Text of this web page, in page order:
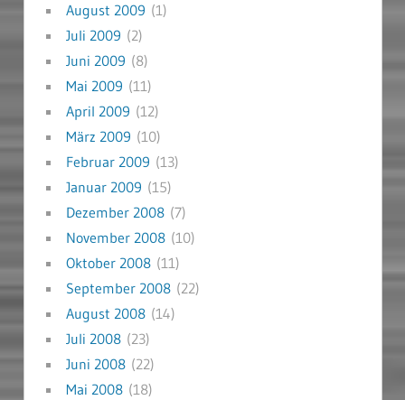
August 2009 (1)
Juli 2009 (2)
Juni 2009 (8)
Mai 2009 (11)
April 2009 (12)
März 2009 (10)
Februar 2009 (13)
Januar 2009 (15)
Dezember 2008(7)
November 2008(10)
Oktober 2008(11)
September 2008(22)
August 2008(14)
Juli 2008(23)
Juni 2008(22)
Mai 2008(18)